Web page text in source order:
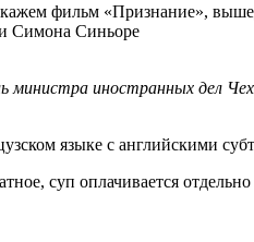
фильм «Признание»,
Симона Синьоре
иностранных дел
языке с английскими
суп оплачивается